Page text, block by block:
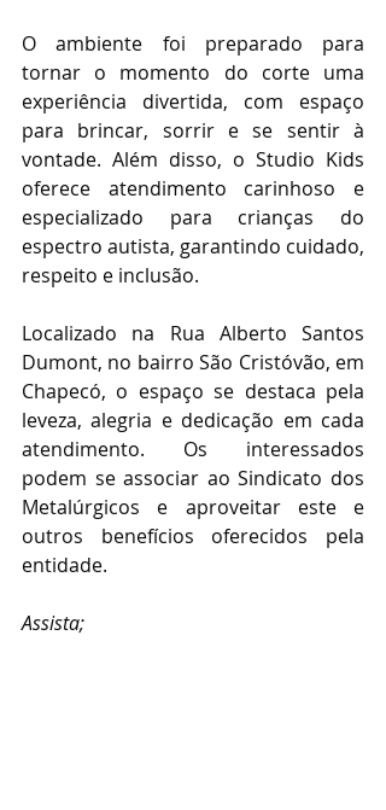
O ambiente foi preparado para
tornar o momento do corte uma
experiência divertida, com espaço
para brincar, sorrir e se sentir à
vontade. Além disso, o Studio Kids
oferece atendimento carinhoso e
especializado para crianças do
espectro autista, garantindo cuidado,
respeito e inclusão.
Localizado na Rua Alberto Santos
Dumont, no bairro São Cristóvão, em
Chapecó, o espaço se destaca pela
leveza, alegria e dedicação em cada
atendimento. Os interessados
podem se associar ao Sindicato dos
Metalúrgicos e aproveitar este e
outros benefícios oferecidos pela
entidade.
Assista;